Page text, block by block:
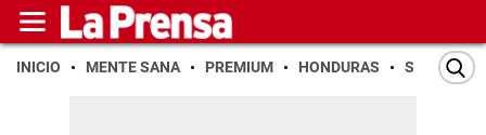
INICIO MENTE SANA PREMIUM HONDURAS SAN PEDRO